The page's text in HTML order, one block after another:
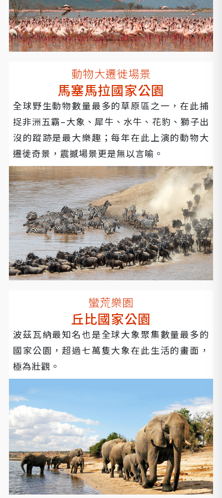
動物大遷徙場景
馬塞馬拉國家公園
全球野生動物數量最多的草原區之一，在此捕
捉非洲五霸–大象、犀牛、水牛、花豹、獅子出
沒的蹤跡是最大樂趣；每年在此上演的動物大
遷徙奇景，震撼場景更是無以言喻。
蠻荒樂園
丘比國家公園
波茲瓦納最知名也是全球大象聚集數量最多的
國家公園，超過七萬隻大象在此生活的畫面，
極為壯觀。